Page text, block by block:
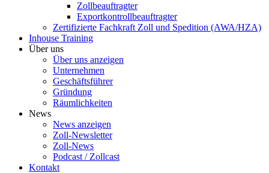
Zollbeauftragter
Exportkontrollbeauftragter
Zertifizierte Fachkraft Zoll und Spedition (AWA/HZA)
Inhouse Training
Über uns
Über uns anzeigen
Unternehmen
Geschäftsführer
Gründung
Räumlichkeiten
News
News anzeigen
Zoll-Newsletter
Zoll-News
Podcast / Zollcast
Kontakt